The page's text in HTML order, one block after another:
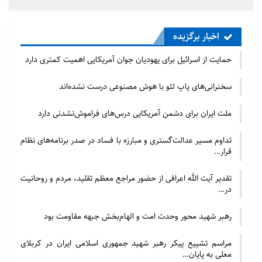
باشد. همین الگو بودن که با ترکیبی از معرفت و فضیلت
به دست می‌آید، حتی در ابعاد فردی و خانوادگی هم
می‌تواند دنبال و پیاده شود.
آنچه امروزه از آن به جهاد تبیین تعبیر می‌شود(و البته نه
محدود به ابعاد سیاسی و معطوف به دشمن‌شناسی، بلکه
در ابعادی به مراتب گسترده‌تر در همه‌ی زمینه‌های دینی و
زیستی) و ناظر به شناخت درستِ دین و زمانه و جلوگیری
از انحراف و بدعت است، از فاخرترین و رائج ترین انواع
جهاد است که امامان شیعه انجام داده و عالمان شیعه را
نیز به انجام آن فراخوانده‌اند.
در اینجا به دو نمونه از جهاد علمی و فرهنگی امام حسن
عسکری (علیه‌ السلام) اشاره می‌کنم:
اخبار برگزیده
حمایت از اسرائیل برای یهودیان جوان آمریکایی اهمیت کمتری دارد
سخنرانی‌های پاپ لئو با هوش مصنوعی درست نشده‌اند
ملت ایران برای دشمن آمریکایی درس‌های فراموش‌نشدنی دارد
تداوم مسیر عدالت‌گستری و مبارزه با فساد در صدر برنامه‌های نظام
قرار…
تقدیر آیت الله اعرافی از حضور مراجع معظم تقلید، مردم و روحانیت
در…
رهبر شهید محور وحدت امت و الهام‌بخش جبهه مقاومت بود
مراسم تشییع پیکر رهبر شهید جمهوری اسلامی ایران در کربلای
معلی به پایان…